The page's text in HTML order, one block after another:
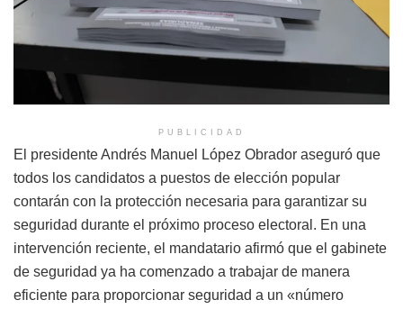
PUBLICIDAD
El presidente Andrés Manuel López Obrador aseguró que
todos los candidatos a puestos de elección popular
contarán con la protección necesaria para garantizar su
seguridad durante el próximo proceso electoral. En una
intervención reciente, el mandatario afirmó que el gabinete
de seguridad ya ha comenzado a trabajar de manera
eficiente para proporcionar seguridad a un «número